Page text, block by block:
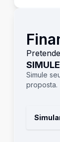
Simule
proposta.